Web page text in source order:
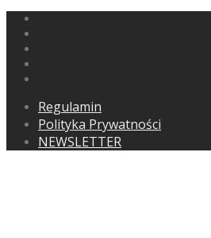
Regulamin
Polityka Prywatności
NEWSLETTER